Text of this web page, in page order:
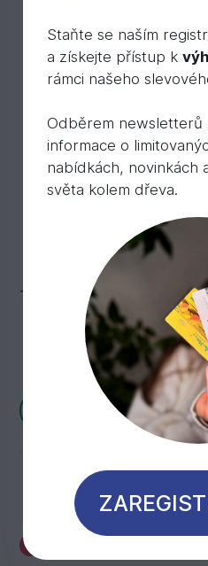
Terasový olej
Skladem
2 290,53
Více
Staňte se naším
a získejte přístup k
rámci našeho
Odběrem newsletterů
informace o
nabídkách, novinkách
světa kolem dřeva.